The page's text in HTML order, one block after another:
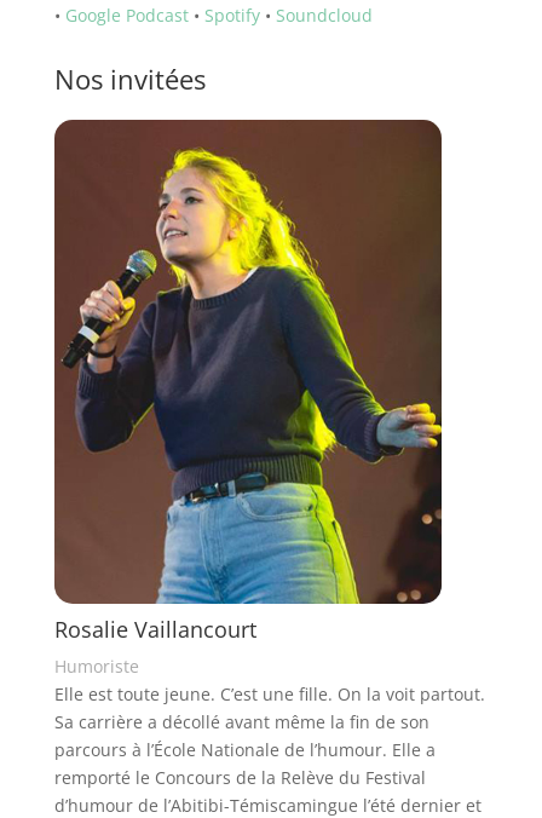
• Google Podcast• Spotify• Soundcloud
Nos invitées
Rosalie Vaillancourt
Humoriste
Elle est toute jeune. C’est une fille. On la voit partout.
Sa carrière a décollé avant même la fin de son
parcours à l’École Nationale de l’humour. Elle a
remporté le Concours de la Relève du Festival
d’humour de l’Abitibi-Témiscamingue l’été dernier et